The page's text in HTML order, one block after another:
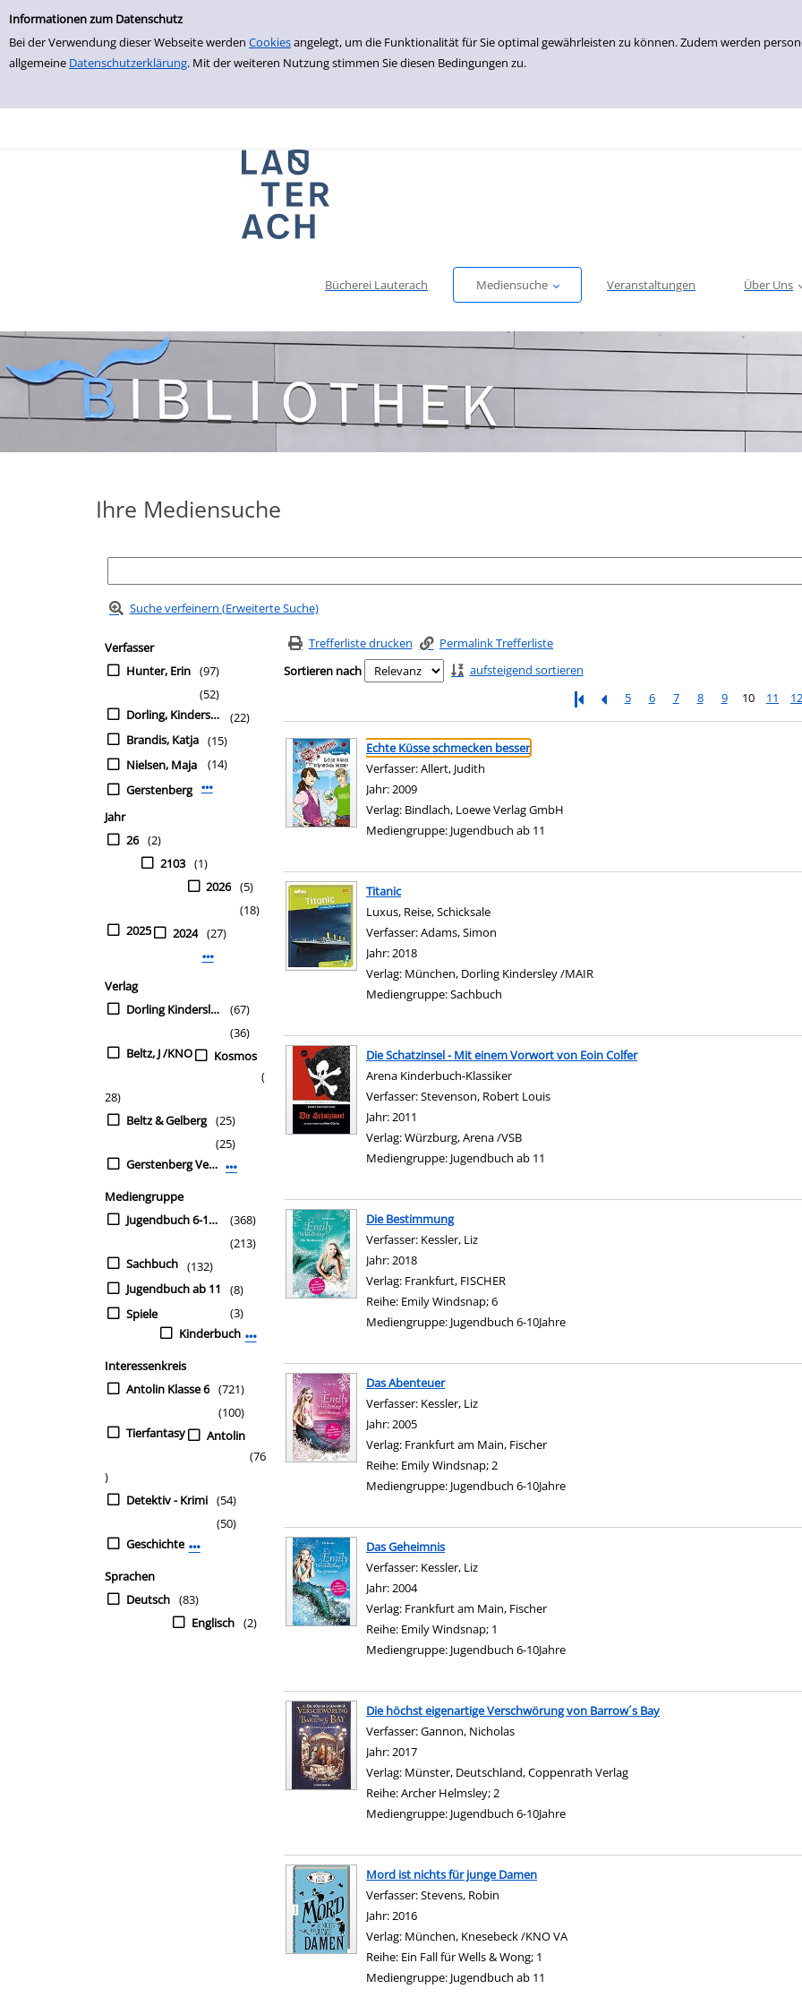
Einfache Suche
Informationen zum Datenschutz
Bei der Verwendung dieser Webseite werden Cookiesangelegt, um die Funktionalität für Sie optimal gewährleisten zu können. Zudem werden
allgemeine Datenschutzerklärung. Mit der weiteren Nutzung stimmen Sie diesen Bedingungen zu.
zur Navigation springen
zum Inhalt springen
Zu den Suchfiltern springen
Zur Trefferliste springen
Bücherei Lauterach Mediensuche Veranstaltungen Über Uns
Ihre Mediensuche
Suche verfeinern (Erweiterte Suche)
Suchfilter
Zur Trefferliste springen
Verfasser
Hunter, Erin (97)
Dorling, Kindersley
(52)
Brandis, Katja
(22)
Nielsen, Maja
(15)
Gerstenberg
(14)
Mehr Verfasser-Filter anzeigen
Jahr
26 (2)
2103 (1)
2026 (5)
2025
(18)
2024 (27)
Mehr Jahr-Filter anzeigen
Verlag
Dorling Kindersley /MAIR
(67)
Beltz, J /KNO
(36)
Kosmos
(
28)
Beltz & Gelberg (25)
Gerstenberg Verlag /PRO
(25)
Mediengruppe
Jugendbuch 6-10Jahre
(368)
Sachbuch
(213)
Jugendbuch ab 11
(132)
Spiele
(8)
Kinderbuch
(3)
Interessenkreis
Antolin Klasse 6 (721)
Tierfantasy
(100)
Antolin
(76
)
Detektiv - Krimi (54)
Geschichte
(50)
Mehr Interessenkreis-Filter anzeigen
Sprachen
Deutsch (83)
Englisch (2)
Trefferliste drucken
Permalink Trefferliste
Sortieren nach
aufsteigend sortieren
5
6 7 8 9 10 11 12
Suchergebnis
Zu den Suchfiltern springen
Echte Küsse schmecken besser
Verfasser:Allert, Judith
Jahr:2009
Verlag: Bindlach, Loewe Verlag GmbH
Mediengruppe: Jugendbuch ab 11
Titanic
Luxus, Reise, Schicksale
Verfasser:Adams, Simon
Jahr:2018
Verlag: München, Dorling Kindersley /MAIR
Mediengruppe:Sachbuch
Die Schatzinsel - Mit einem Vorwort von Eoin Colfer
Arena Kinderbuch-Klassiker
Verfasser:Stevenson, Robert Louis
Jahr:2011
Verlag:Würzburg, Arena /VSB
Mediengruppe: Jugendbuch ab 11
Die Bestimmung
Verfasser: Kessler, Liz
Jahr:2018
Verlag: Frankfurt, FISCHER
Reihe: Emily Windsnap; 6
Mediengruppe: Jugendbuch 6-10Jahre
Das Abenteuer
Verfasser: Kessler, Liz
Jahr:2005
Verlag: Frankfurt am Main, Fischer
Reihe: Emily Windsnap; 2
Mediengruppe: Jugendbuch 6-10Jahre
Das Geheimnis
Verfasser: Kessler, Liz
Jahr:2004
Verlag: Frankfurt am Main, Fischer
Reihe: Emily Windsnap; 1
Mediengruppe: Jugendbuch 6-10Jahre
Die höchst eigenartige Verschwörung von Barrow´s Bay
Verfasser:Gannon, Nicholas
Jahr:2017
Verlag: Münster, Deutschland, Coppenrath Verlag
Reihe:Archer Helmsley; 2
Mediengruppe: Jugendbuch 6-10Jahre
Mord ist nichts für junge Damen
Verfasser:Stevens, Robin
Jahr:2016
Verlag: München, Knesebeck /KNO VA
Reihe: Ein Fall für Wells & Wong; 1
Mediengruppe: Jugendbuch ab 11